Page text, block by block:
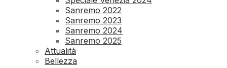
Sanremo 2022
Sanremo 2023
Sanremo 2024
Sanremo 2025
Attualità
Bellezza